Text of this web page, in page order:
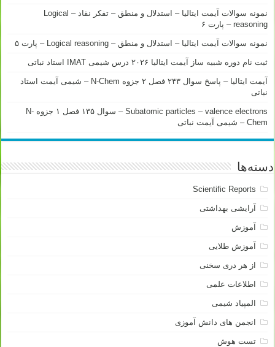
نمونه سوالات آیمت ایتالیا – استدلال و منطق – تفکر نقاد – Logical
reasoning – پارت ۶
نمونه سوالات آیمت ایتالیا – استدلال و منطق – Logical reasoning – پارت ۵
ثبت نام دوره شبیه ساز آیمت ایتالیا ۲۰۲۶ درس شیمی IMAT استاد نباتی
آیمت ایتالیا – پاسخ سوال ۲۴۳ فصل ۲ جزوه N-Chem – شیمی آیمت استاد
نباتی
Subatomic particles – valence electrons – سوال ۱۳۵ فصل ۱ جزوه N-
Chem – شیمی آیمت نباتی
دسته‌ها
Scientific Reports
آرایشی بهداشتی
آموزش
آموزش طلایی
از هر دری سخنی
اطلاعات علمی
المپیاد شیمی
انجمن های دانش آموزی
تست هوش